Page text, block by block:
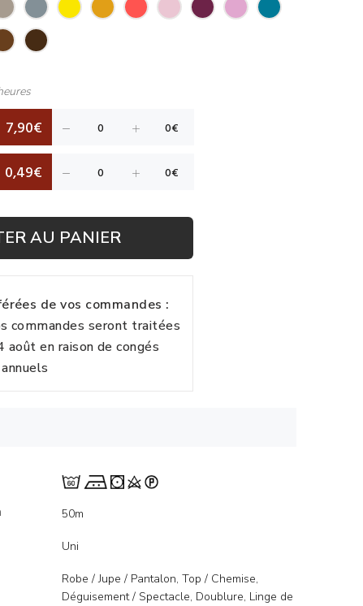
7,90€
0,49€
AU PANIER
de vos commandes :
commandes seront traitées
août en raison de congés
annuels
50m
Uni
Robe / Jupe / Pantalon, Top / Chemise,
Déguisement / Spectacle, Doublure, Linge de